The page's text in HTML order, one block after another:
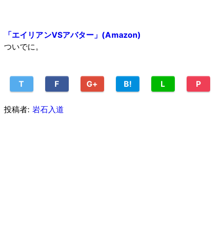
「エイリアンVSアバター」(Amazon)
ついでに。
T F G+ B! L P
投稿者: 岩石入道